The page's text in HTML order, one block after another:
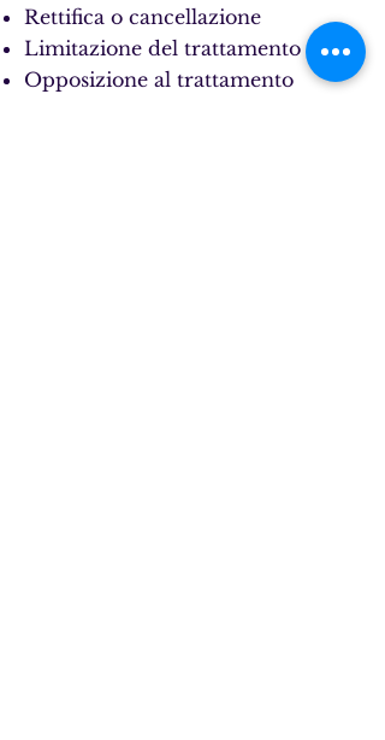
Rettifica o cancellazione
Limitazione del trattamento
Opposizione al trattamento